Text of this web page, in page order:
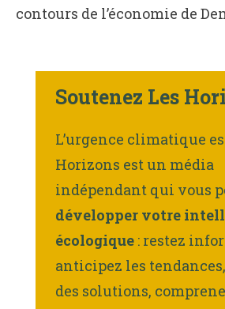
contours de l’économie de
Soutenez Les
L’urgence climatique
Horizons est un média
indépendant qui vous
développer votre
écologique : restez
anticipez les
des solutions,